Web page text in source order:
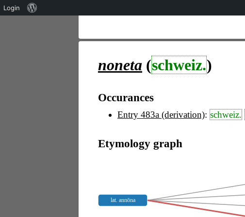
noneta (schweiz.)
Occurances
Entry 483a (derivation): schweiz.
Etymology graph
lat. annōna
Login